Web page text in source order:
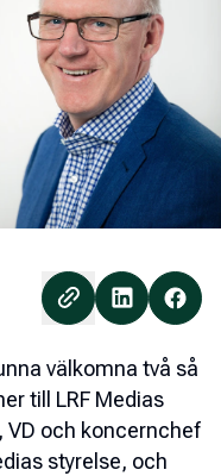
välkomna två så
till LRF Medias
VD och koncernchef
styrelse, och